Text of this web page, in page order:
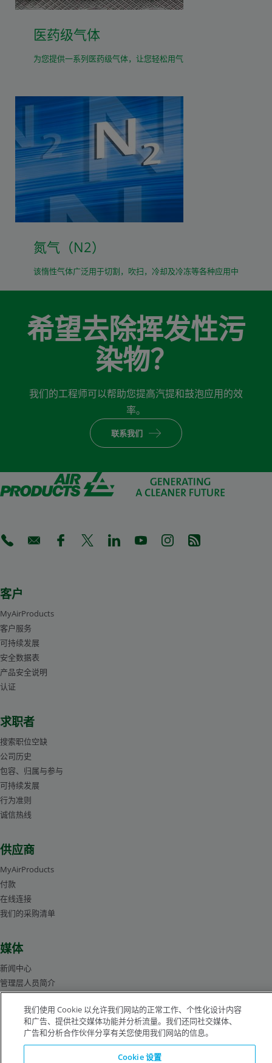
医药级气体
为您提供一系列医药级气体，让您轻松用气
氮气（N2）
该惰性气体广泛用于切割，吹扫，冷却及冷冻等各种应用中
希望去除挥发性污
染物？
我们的工程师可以帮助您提高汽提和鼓泡应用的效
率。
联系我们
(Opens in a new tab)
(Opens in a new tab)
(Opens in a new tab)
(Opens in a new tab)
(Opens in a new tab)
(Opens in a new tab)
(Opens in a new tab)
(Opens in a new
客户
MyAirProducts
客户服务
可持续发展
安全数据表
产品安全说明
认证
求职者
搜索职位空缺
公司历史
包容、归属与参与
可持续发展
行为准则
诚信热线
供应商
MyAirProducts
付款
在线连接
我们的采购清单
媒体
新闻中心
管理层人员简介
沪ICP备19019974号-2
我们使用 Cookie 以允许我们网站的正常工作、个性化设计内容
和广告、提供社交媒体功能并分析流量。我们还同社交媒体、
广告和分析合作伙伴分享有关您使用我们网站的信息。
Cookie 设置